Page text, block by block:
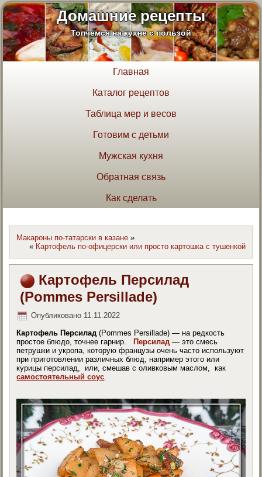
Домашние рецепты
Топчемся на кухне с пользой
Главная
Каталог рецептов
Таблица мер и весов
Готовим с детьми
Мужская кухня
Обратная связь
Как сделать
Макароны по-татарски в казане »
« Картофель по-офицерски или просто картошка с тушенкой
Картофель Персилад
(Pommes Persillade)
Опубликовано 11.11.2022
Картофель Персилад (Pommes Persillade) — на редкость
простое блюдо, точнее гарнир.
Персилад — это смесь
петрушки и укропа, которую французы очень часто используют
при приготовлении различных блюд, например этого или
курицы персилад, или, смешав с оливковым маслом, как
самостоятельный соус.